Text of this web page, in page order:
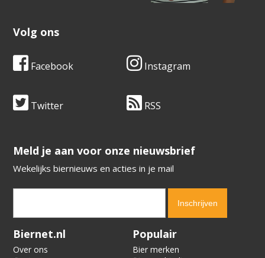
Volg ons
Facebook Instagram
Twitter RSS
​​​​​​​Meld je aan voor onze nieuwsbrief
Wekelijks biernieuws en acties in je mail
Verification code:
Biernet.nl
Over ons
Populair
Bier merken